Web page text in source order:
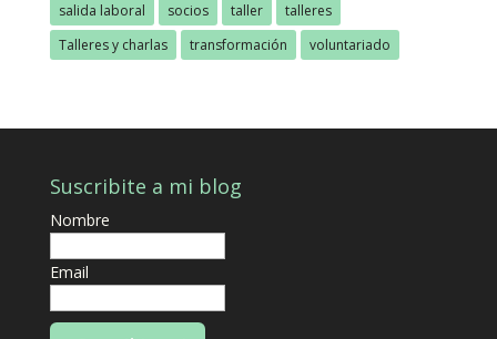
salida laboral
socios taller
talleres
Talleres y charlas
transformación voluntariado
Suscribite a mi blog
Nombre
Email